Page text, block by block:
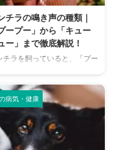
チラの鳴き声の種類｜
ープー」から「キュー
ー」まで徹底解説！
チラを飼っていると、「プー
まな鳴き声が聞こえてくるこ
ありますよね。 チンチラは
猫のように鳴き声で感情を表
るため、その鳴き声の意味を
することは、愛チンチラとの
を深める上で非常に大切で
病気・健康